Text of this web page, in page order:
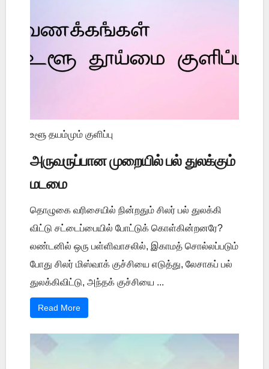
உளூ தயம்மும் குளிப்பு
அருவருப்பான முறையில் பல் துலக்கும்
மடமை
தொழுகை வரிசையில் நின்றதும் சிலர் பல் துலக்கி
விட்டு சட்டைப்பையில் போட்டுக் கொள்கின்றனரே?
லண்டனில் ஒரு பள்ளிவாசலில், இகாமத் சொல்லப்படும்
போது சிலர் மிஸ்வாக் குச்சியை எடுத்து, லேசாகப் பல்
துலக்கிவிட்டு, அந்தக் குச்சியை ...
Read More